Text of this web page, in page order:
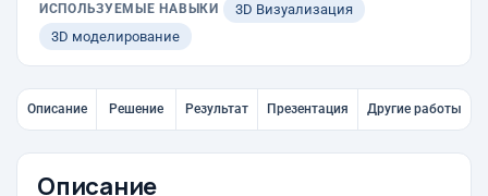
ИСПОЛЬЗУЕМЫЕ НАВЫКИ
3D Визуализация
3D моделирование
Описание Решение Результат Презентация Другие работы
Описание